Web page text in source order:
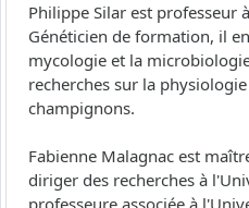
Philippe Silar est professeur
Généticien de formation, il
mycologie et la
recherches sur la
champignons.
Fabienne Malagnac est
diriger des recherches à